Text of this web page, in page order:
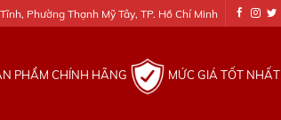
Phường Thạnh Mỹ Tây, TP. Hồ Chí Minh
PHẨM CHÍNH HÃNG MỨC GIÁ TỐT NHẤT